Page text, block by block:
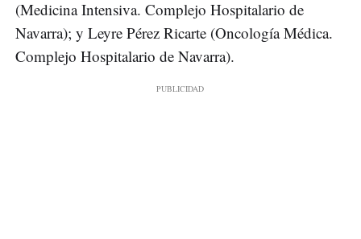
(Medicina Intensiva. Complejo Hospitalario de
Navarra); y Leyre Pérez Ricarte (Oncología Médica.
Complejo Hospitalario de Navarra).